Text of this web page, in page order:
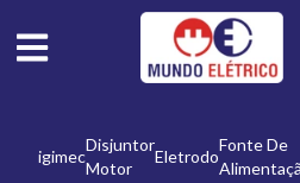
Digimec
Disjuntor
Motor
Eletrodo
Fonte De